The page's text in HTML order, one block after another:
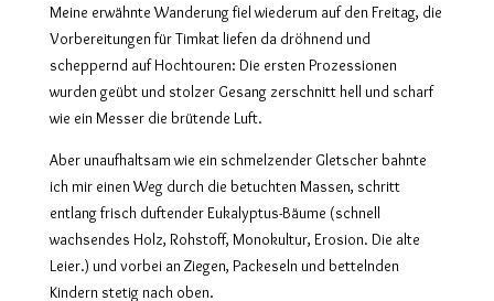
Meine erwähnte Wanderung fiel wiederum auf den Freitag, die
Vorbereitungen für Timkat liefen da dröhnend und
scheppernd auf Hochtouren: Die ersten Prozessionen
wurden geübt und stolzer Gesang zerschnitt hell und scharf
wie ein Messer die brütende Luft.
Aber unaufhaltsam wie ein schmelzender Gletscher bahnte
ich mir einen Weg durch die betuchten Massen, schritt
entlang frisch duftender Eukalyptus-Bäume (schnell
wachsendes Holz, Rohstoff, Monokultur, Erosion. Die alte
Leier.) und vorbei an Ziegen, Packeseln und bettelnden
Kindern stetig nach oben.